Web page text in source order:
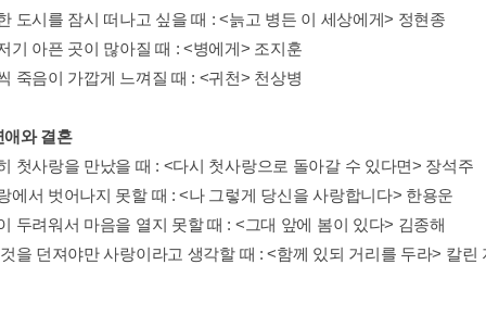
도시를 잠시 떠나고 싶을 때 : <늙고 병든 이 세상에게> 정현종
기 아픈 곳이 많아질 때 : <병에게> 조지훈
죽음이 가깝게 느껴질 때 : <귀천> 천상병
애와 결혼
첫사랑을 만났을 때 : <다시 첫사랑으로 돌아갈 수 있다면> 장석주
에서 벗어나지 못할 때 : <나 그렇게 당신을 사랑합니다> 한용운
두려워서 마음을 열지 못할 때 : <그대 앞에 봄이 있다> 김종해
을 던져야만 사랑이라고 생각할 때 : <함께 있되 거리를 두라> 칼린